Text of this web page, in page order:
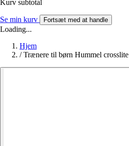
Kurv subtotal
Se min kurv Fortsæt med at handle
Loading...
Hjem
/ Trænere til børn Hummel crosslite